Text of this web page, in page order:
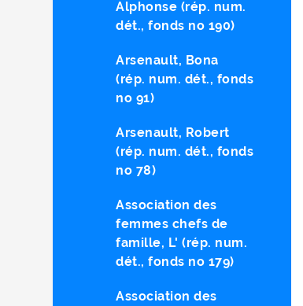
Alphonse (rép. num.
dét., fonds no 190)
Arsenault, Bona
(rép. num. dét., fonds
no 91)
Arsenault, Robert
(rép. num. dét., fonds
no 78)
Association des
femmes chefs de
famille, L' (rép. num.
dét., fonds no 179)
Association des